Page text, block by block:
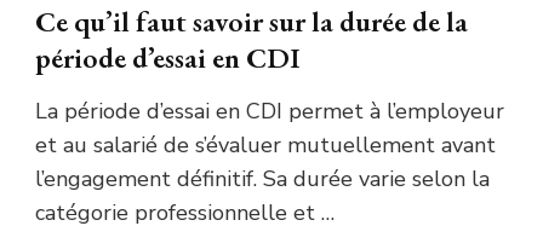
Ce qu’il faut savoir sur la durée de la
période d’essai en CDI
La période d’essai en CDI permet à l’employeur
et au salarié de s’évaluer mutuellement avant
l’engagement définitif. Sa durée varie selon la
catégorie professionnelle et …